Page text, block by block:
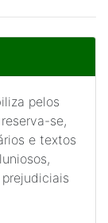
pelos
se,
e textos